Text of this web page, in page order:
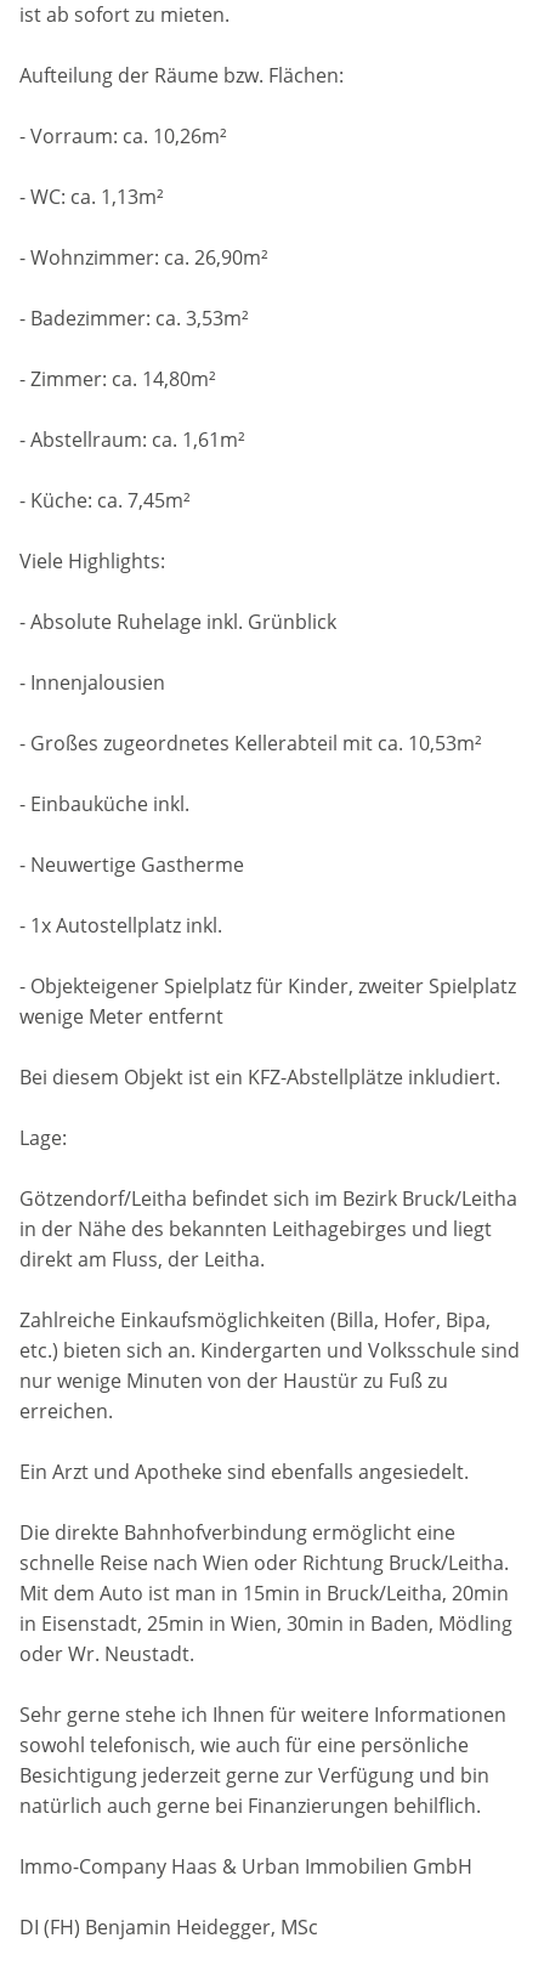
ist ab sofort zu mieten.
Aufteilung der Räume bzw. Flächen:
- Vorraum: ca. 10,26m²
- WC: ca. 1,13m²
- Wohnzimmer: ca. 26,90m²
- Badezimmer: ca. 3,53m²
- Zimmer: ca. 14,80m²
- Abstellraum: ca. 1,61m²
- Küche: ca. 7,45m²
Viele Highlights:
- Absolute Ruhelage inkl. Grünblick
- Innenjalousien
- Großes zugeordnetes Kellerabteil mit ca. 10,53m²
- Einbauküche inkl.
- Neuwertige Gastherme
- 1x Autostellplatz inkl.
- Objekteigener Spielplatz für Kinder, zweiter Spielplatz
wenige Meter entfernt
Bei diesem Objekt ist ein KFZ-Abstellplätze inkludiert.
Lage:
Götzendorf/Leitha befindet sich im Bezirk Bruck/Leitha
in der Nähe des bekannten Leithagebirges und liegt
direkt am Fluss, der Leitha.
Zahlreiche Einkaufsmöglichkeiten (Billa, Hofer, Bipa,
etc.) bieten sich an. Kindergarten und Volksschule sind
nur wenige Minuten von der Haustür zu Fuß zu
erreichen.
Ein Arzt und Apotheke sind ebenfalls angesiedelt.
Die direkte Bahnhofverbindung ermöglicht eine
schnelle Reise nach Wien oder Richtung Bruck/Leitha.
Mit dem Auto ist man in 15min in Bruck/Leitha, 20min
in Eisenstadt, 25min in Wien, 30min in Baden, Mödling
oder Wr. Neustadt.
Sehr gerne stehe ich Ihnen für weitere Informationen
sowohl telefonisch, wie auch für eine persönliche
Besichtigung jederzeit gerne zur Verfügung und bin
natürlich auch gerne bei Finanzierungen behilflich.
Immo-Company Haas & Urban Immobilien GmbH
DI (FH) Benjamin Heidegger, MSc